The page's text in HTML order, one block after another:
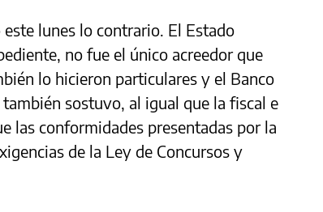
lunes lo contrario. El Estado
no fue el único acreedor que
lo hicieron particulares y el Banco
sostuvo, al igual que la fiscal e
las conformidades presentadas por la
de la Ley de Concursos y